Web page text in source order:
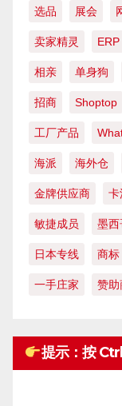
选品 展会
卖家精灵 ERP
相亲 单身狗
招商 Shoptop
工厂产品
海派 海外仓
金牌供应商 卡
敏捷成员 墨西
日本专线 商标
一手庄家 赞助
提示：按